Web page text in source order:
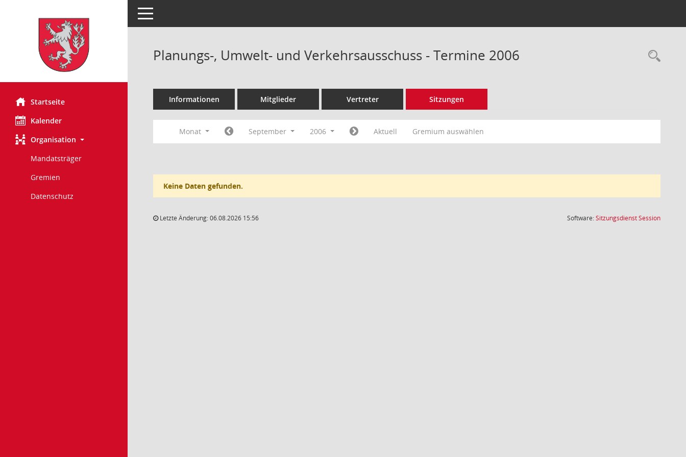
Startseite
Kalender
Organisation
Mandatsträger
Gremien
Datenschutz
Toggle navigation
Planungs-, Umwelt- und Verkehrsausschuss - Termine 2006
Informationen Mitglieder Vertreter Sitzungen
Monat September 2006 Aktuell Gremium auswählen
Keine Daten gefunden.
Letzte Änderung: 06.08.2026 15:56 Software:SitzungsdienstSession(Wird in